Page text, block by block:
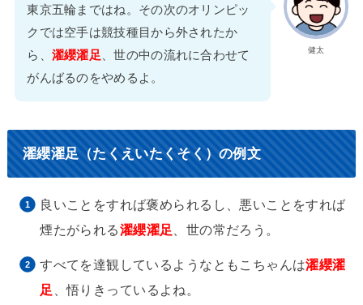
健太
東京五輪まではね。その次のオリンピッ
クでは空手は競技種目から外されたか
ら、 濯纓濯足、世の中の流れに合わせて
がんばるのをやめるよ。
濯纓濯足（たくえいたくそく）の例文
良いことをすれば褒められるし、悪いことをすれば
煙たがられる濯纓濯足 、世の常だろう。
すべてを達観しているようなともこちゃんは濯纓濯
足 、悟りきっているよね。